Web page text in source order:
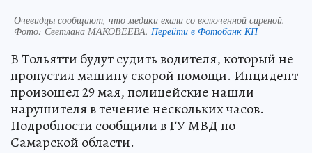
Очевидцы сообщают, что медики ехали со включенной сиреной.
Фото: Светлана МАКОВЕЕВА. Перейти в Фотобанк КП
В Тольятти будут судить водителя, который не
пропустил машину скорой помощи. Инцидент
произошел 29 мая, полицейские нашли
нарушителя в течение нескольких часов.
Подробности сообщили в ГУ МВД по
Самарской области.